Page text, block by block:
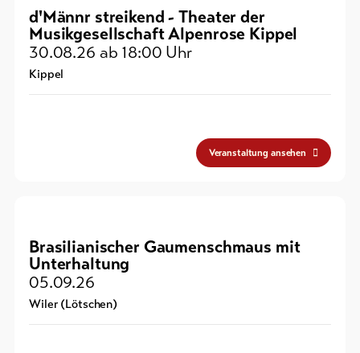
d'Männr streikend - Theater der
Musikgesellschaft Alpenrose Kippel
30.08.26 ab 18:00 Uhr
Kippel
Veranstaltung ansehen
Brasilianischer Gaumenschmaus mit
Unterhaltung
05.09.26
Wiler (Lötschen)